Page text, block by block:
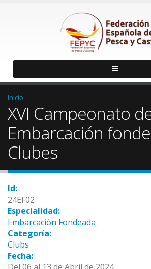
Inicio
XVI Campeonato
Embarcación
Clubes
Id:
24EF02
Especialidad:
Embarcación Fondeada
Categoría:
Clubs
Fecha: